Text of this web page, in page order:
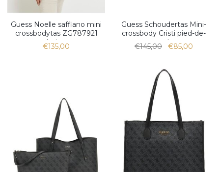
Guess Noelle saffiano mini
crossbodytas ZG787921
beige
€135,00
Guess Schoudertas Mini-
crossbody Cristi pied-de-
poule
€145,00 €85,00